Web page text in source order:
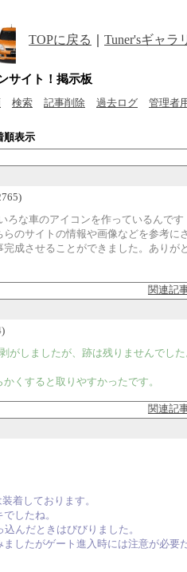
TOPに戻る Tuner'sギャラ
サイト！掲示板
検索 記事削除 過去ログ 管理者
順表示
ろな車のアイコンを作っているんです
のサイトの情報や画像などを参考にさ
成させることができました。ありがと
関連記
がしましたが、跡は残りませんでした
くすると取りやすかったです。
関連記
着しております。
したね。
んだときはびびりました。
したがゲート進入時には注意が必要